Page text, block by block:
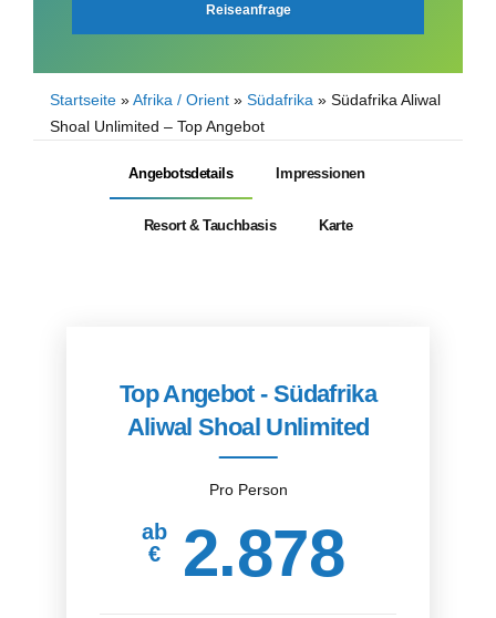
Reiseanfrage
Startseite »Afrika / Orient » Südafrika » Südafrika Aliwal
Shoal Unlimited – Top Angebot
Angebotsdetails Impressionen
Resort & Tauchbasis Karte
Top Angebot - Südafrika
Aliwal Shoal Unlimited
Pro Person
ab
€
2.878